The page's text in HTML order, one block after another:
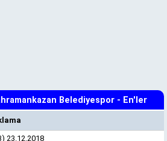
Belediyespor - En'ler
23.12.2018